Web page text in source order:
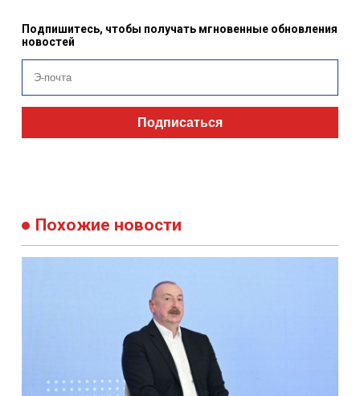
Подпишитесь, чтобы получать мгновенные обновления
новостей
Подписаться
Похожие новости